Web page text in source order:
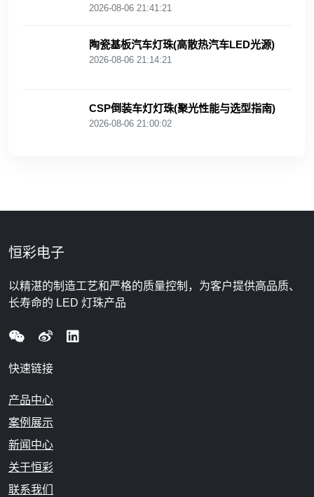
2026-08-06 21:41:21
陶瓷基板汽车灯珠(高散热汽车LED光源)
2026-08-06 21:14:21
CSP倒装车灯灯珠(聚光性能与选型指南)
2026-08-06 21:00:02
恒彩电子
以精湛的制造工艺和严格的质量控制，为客户提供高品质、
长寿命的 LED 灯珠产品
快速链接
产品中心
案例展示
新闻中心
关于恒彩
联系我们